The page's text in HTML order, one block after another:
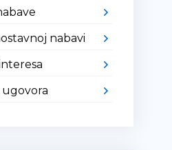
nabavi
ugovora